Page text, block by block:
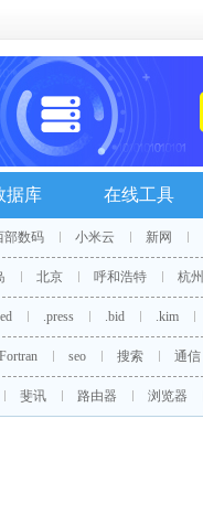
据库 在线工具
部数码 小米云 新网
北京 呼和浩特 杭州
.press .bid .kim
Fortran seo 搜索 通信
斐讯 路由器 浏览器